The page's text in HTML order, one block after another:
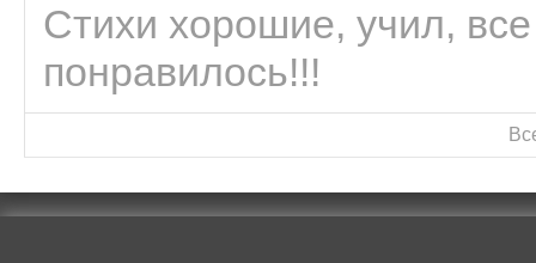
Стихи хорошие, учил,
понравилось!!!